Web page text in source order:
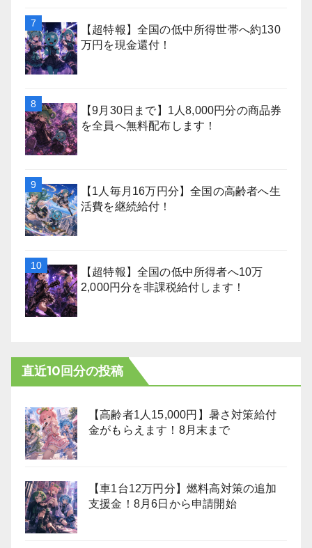
【超特報】全国の低中所得世帯へ約130
万円を現金還付！
【9月30日まで】1人8,000円分の商品券
を全員へ無料配布します！
【1人毎月16万円分】全国の高齢者へ生
活費を継続給付！
【超特報】全国の低中所得者へ10万
2,000円分を非課税給付します！
直近10回分の投稿
【高齢者1人15,000円】暑さ対策給付
金がもらえます！8月末まで
【車1台12万円分】燃料高対策の追加
支援金！8月6日から申請開始